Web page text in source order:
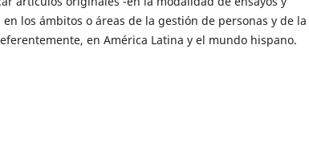
los ámbitos o áreas de la gestión de personas y de la
en América Latina y el mundo hispano.